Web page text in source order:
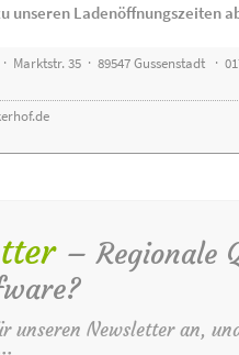
unseren Ladenöffnungszeiten
Marktstr. 35 · 89547 Gussenstadt ·
– Regionale
unseren Newsletter an,